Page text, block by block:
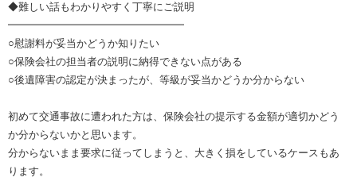
◆難しい話もわかりやすく丁寧にご説明
━━━━━━━━━━━━━━━━━
○慰謝料が妥当かどうか知りたい
○保険会社の担当者の説明に納得できない点がある
○後遺障害の認定が決まったが、等級が妥当かどうか分からない
初めて交通事故に遭われた方は、保険会社の提示する金額が適切かどう
か分からないかと思います。
分からないまま要求に従ってしまうと、大きく損をしているケースもあ
ります。